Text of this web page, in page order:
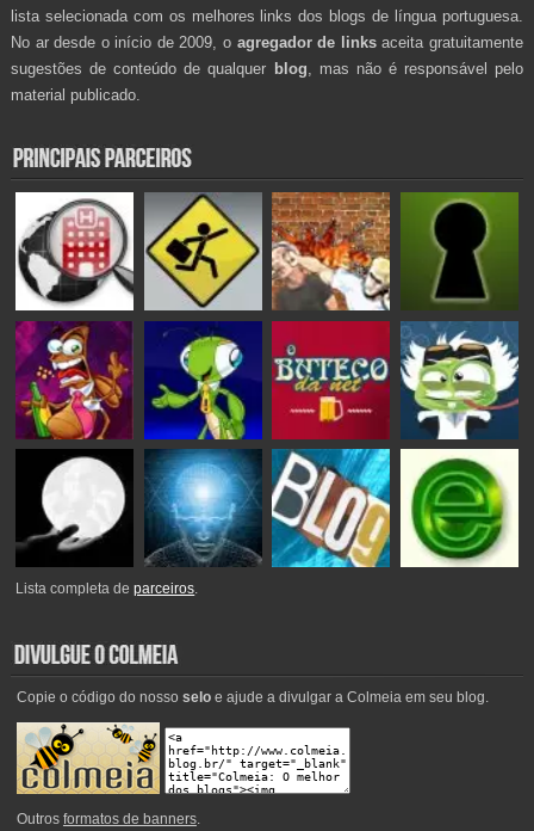
lista selecionada com os melhores links dos blogs de língua portuguesa.
No ar desde o início de 2009, o agregador de linksaceita gratuitamente
sugestões de conteúdo de qualquer blog , mas não é responsável pelo
material publicado.
Lista completa deparceiros.
Copie o código do nosso seloe ajude a divulgar a Colmeia em seu blog.
Outros formatos de banners.